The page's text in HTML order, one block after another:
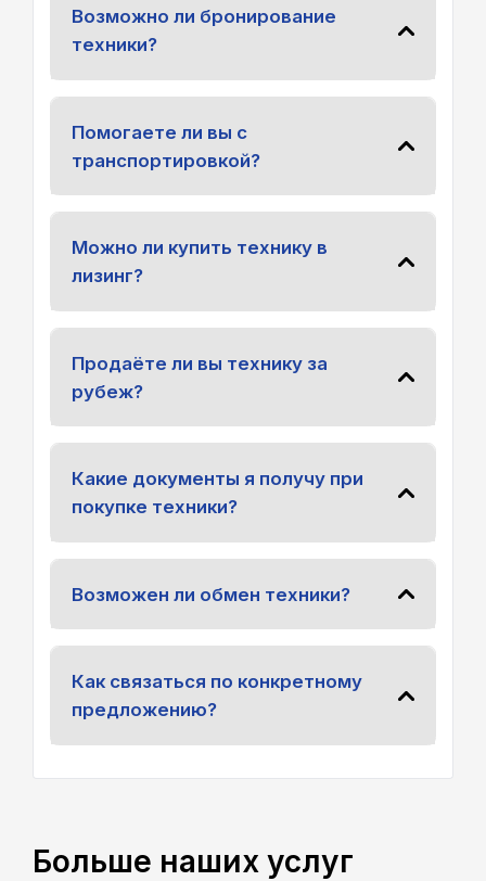
Возможно ли бронирование
техники?
Помогаете ли вы с
транспортировкой?
Можно ли купить технику в
лизинг?
Продаёте ли вы технику за
рубеж?
Какие документы я получу при
покупке техники?
Возможен ли обмен техники?
Как связаться по конкретному
предложению?
Больше наших услуг